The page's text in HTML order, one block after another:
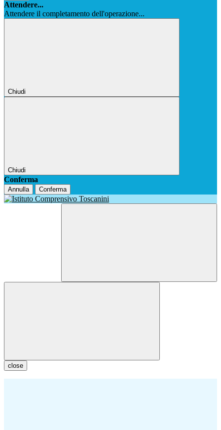
Attendere...
Attendere il completamento dell'operazione...
Chiudi
Chiudi
Conferma
Annulla Conferma
close